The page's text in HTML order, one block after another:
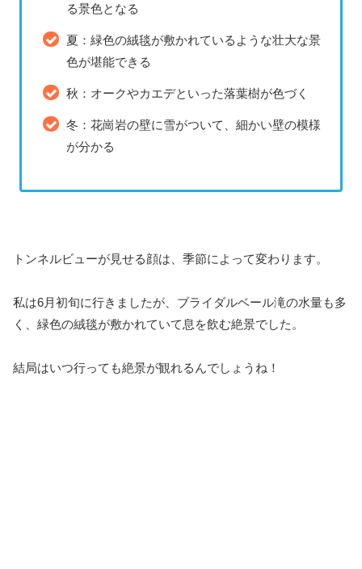
る景色となる
夏：緑色の絨毯が敷かれているような壮大な景
色が堪能できる
秋：オークやカエデといった落葉樹が色づく
冬：花崗岩の壁に雪がついて、細かい壁の模様
が分かる
トンネルビューが見せる顔は、季節によって変わります。
私は6月初旬に行きましたが、ブライダルベール滝の水量も多
く、緑色の絨毯が敷かれていて息を飲む絶景でした。
結局はいつ行っても絶景が観れるんでしょうね！